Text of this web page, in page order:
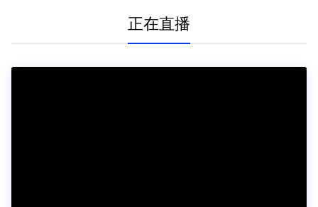
正在直播